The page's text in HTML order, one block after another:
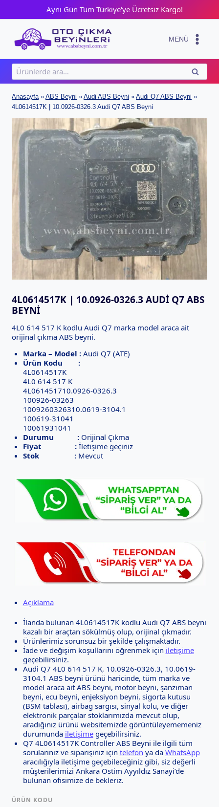
content
Aynı Gün Tüm Türkiye'ye Ücretsiz Kargo!
MENÜ
Ara:
ARA
Anasayfa» ABS Beyni » Audi ABS Beyni » Audi Q7 ABS Beyni »
4L0614517K | 10.0926-0326.3 Audi Q7 ABS Beyni
4L0614517K | 10.0926-0326.3 AUDI Q7 ABS
BEYNI
4L0 614 517 K kodlu Audi Q7 marka model araca ait
orijinal çıkma ABS beyni.
Marka – Model :Audi Q7 (ATE)
Ürün Kodu :
4L0614517K
4L0 614 517 K
4L061451710.0926-0326.3
100926-03263
1009260326310.0619-3104.1
100619-31041
10061931041
Durumu :Orijinal Çıkma
Fiyat :İletişime geçiniz
Stok :Mevcut
Açıklama
İlanda bulunan 4L0614517K kodlu Audi Q7 ABS beyni
kazalı bir araçtan sökülmüş olup, orijinal çıkmadır.
Ürünlerimiz sorunsuz bir şekilde çalışmaktadır.
İade ve değişim koşullarını öğrenmek için iletişime
geçebilirsiniz.
Audi Q7 4L0 614 517 K, 10.0926-0326.3, 10.0619-
3104.1 ABS beyni ürünü haricinde, tüm marka ve
model araca ait ABS beyni, motor beyni, şanzıman
beyni, ecu beyni, enjeksiyon beyni, sigorta kutusu
(BSM tablası), airbag sargısı, sinyal kolu, ve diğer
elektronik parçalar stoklarımızda mevcut olup,
aradığınız ürünü websitemizde görüntüleyememeniz
durumunda iletişimegeçebilirsiniz.
Q7 4L0614517K Controller ABS Beyni ile ilgili tüm
sorularınız ve siparişiniz için telefon ya da WhatsApp
aracılığıyla iletişime geçebileceğiniz gibi, siz değerli
müşterilerimizi Ankara Ostim Ayyıldız Sanayi’de
bulunan ofisimize de bekleriz.
ÜRÜN KODU